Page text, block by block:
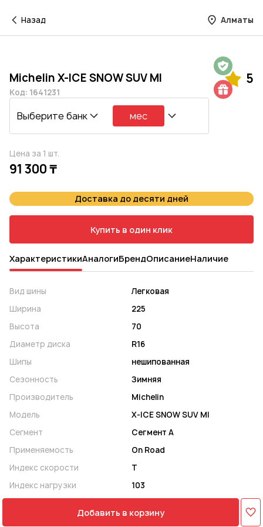
Назад Алматы
Michelin X-ICE SNOW SUV MI 5
Код: 1641231
Выберите банк мес
Цена за 1 шт.
91 300 ₸
Доставка до десяти дней
Купить в один клик
ХарактеристикиАналогиБрендОписаниеНаличие
Вид шины
Легковая
Ширина
225
Высота
70
Диаметр диска
R16
Шипы
нешипованная
Сезонность
Зимняя
Производитель
Michelin
Модель
X-ICE SNOW SUV MI
Сегмент
Сегмент A
Применяемость
On Road
Индекс скорости
T
Индекс нагрузки
103
Добавить в корзину